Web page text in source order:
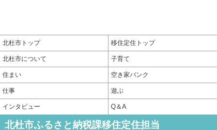
北杜市トップ 移住定住トップ
北杜市について 子育て
住まい 空き家バンク
仕事 遊ぶ
インタビュー Q＆A
北杜市ふるさと納税課移住定住担当